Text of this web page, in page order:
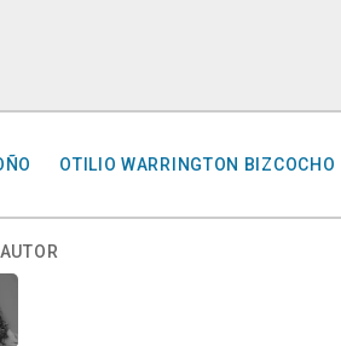
OTILIO WARRINGTON BIZCOCHO